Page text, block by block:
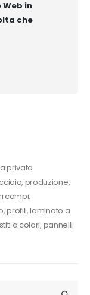
Web in
che
privata
produzione,
campi.
profili, laminato a
a colori, pannelli